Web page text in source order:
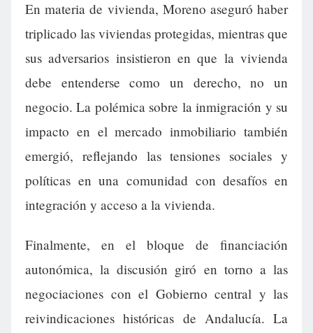
En materia de vivienda, Moreno aseguró haber
triplicado las viviendas protegidas, mientras que
sus adversarios insistieron en que la vivienda
debe entenderse como un derecho, no un
negocio. La polémica sobre la inmigración y su
impacto en el mercado inmobiliario también
emergió, reflejando las tensiones sociales y
políticas en una comunidad con desafíos en
integración y acceso a la vivienda.
Finalmente, en el bloque de financiación
autonómica, la discusión giró en torno a las
negociaciones con el Gobierno central y las
reivindicaciones históricas de Andalucía. La